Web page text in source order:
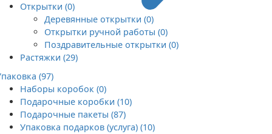
Открытки (0)
Деревянные открытки (0)
Открытки ручной работы (0)
Поздравительные открытки (0)
Растяжки (29)
(97)
Наборы коробок (0)
Подарочные коробки (10)
Подарочные пакеты (87)
Упаковка подарков (услуга) (10)